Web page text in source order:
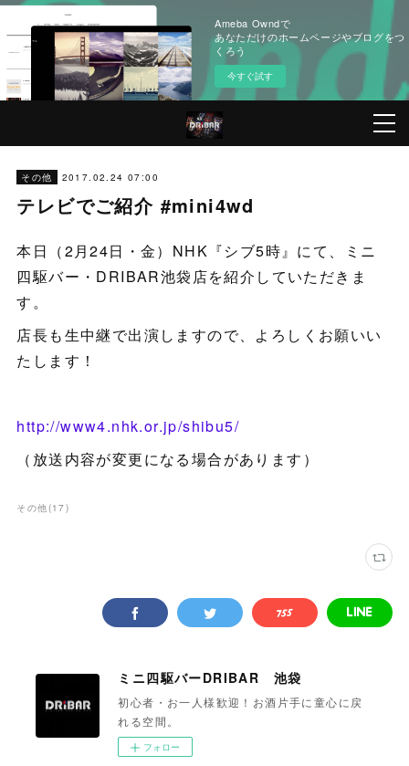
Ameba Owndで
あなただけのホームページやブログをつ
くろう
今すぐ試す
その他 2017.02.24 07:00
テレビでご紹介 #mini4wd
本日（2月24日・金）NHK『シブ5時』にて、ミニ
四駆バー・DRIBAR池袋店を紹介していただきま
す。
店長も生中継で出演しますので、よろしくお願いい
たします！
http://www4.nhk.or.jp/shibu5/
（放送内容が変更になる場合があります）
その他(17 )
ミニ四駆バーDRIBAR 池袋
初心者・お一人様歓迎！お酒片手に童心に戻
れる空間。
フォロー